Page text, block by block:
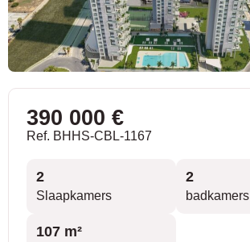
390 000 €
Ref. BHHS-CBL-1167
2
Slaapkamers
2
badkamers
107 m²